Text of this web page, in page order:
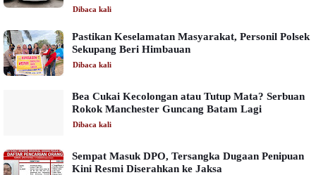
Dibaca kali
Pastikan Keselamatan Masyarakat, Personil Polsek
Sekupang Beri Himbauan
Dibaca kali
Bea Cukai Kecolongan atau Tutup Mata? Serbuan
Rokok Manchester Guncang Batam Lagi
Dibaca kali
Sempat Masuk DPO, Tersangka Dugaan Penipuan
Kini Resmi Diserahkan ke Jaksa